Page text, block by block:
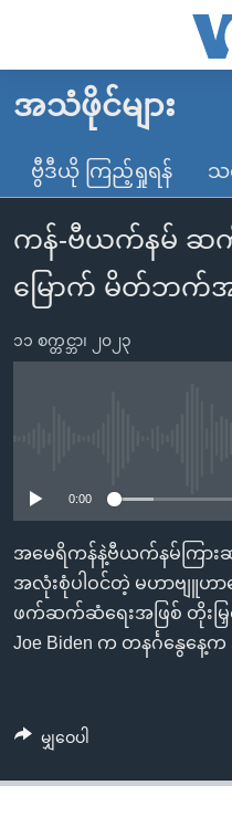
လွယ်ကူ
သည့်
များ
ပင်မ
သို့
စာမျက်နှာ
သို့
ကျော်
ကြည့်
ရန်
မူလစာမျက်နှာ
မြန်မာ
ကမ္ဘာ့သတင်းများ
နိုင်ငံတကာ
အမေရိကန်
အစ္စရေး-ပါလက်စတိုင်း
ဗွီဒီယို
သတင်းလွတ်လပ်ခွင့်
ရပ်ဝန်းတခု လမ်းတခု အလွန်
အင်္ဂလိပ်စာလေ့လာမယ်
ဗွီအိုအေ လူမှုကွန်ယက်များ
အသံဖိုင်များ
ဗွီဒီယို ကြည့်ရှုရန် သ
ကန်-ဗီယက်နမ် ဆ
မြောက် မိတ်ဘက်
၁၁ စက္တင္ဘာ၊ ၂၀၂၃
0:00
အမေရိကန်နဲ့ဗီယက်နမ်ကြာ
အလုံးစုံပါဝင်တဲ့ မဟာဗျူဟာ
ဖက်ဆက်ဆံရေးအဖြစ် တိုး
Joe Biden က တနင်္ဂနွေန
မျှဝေပါ